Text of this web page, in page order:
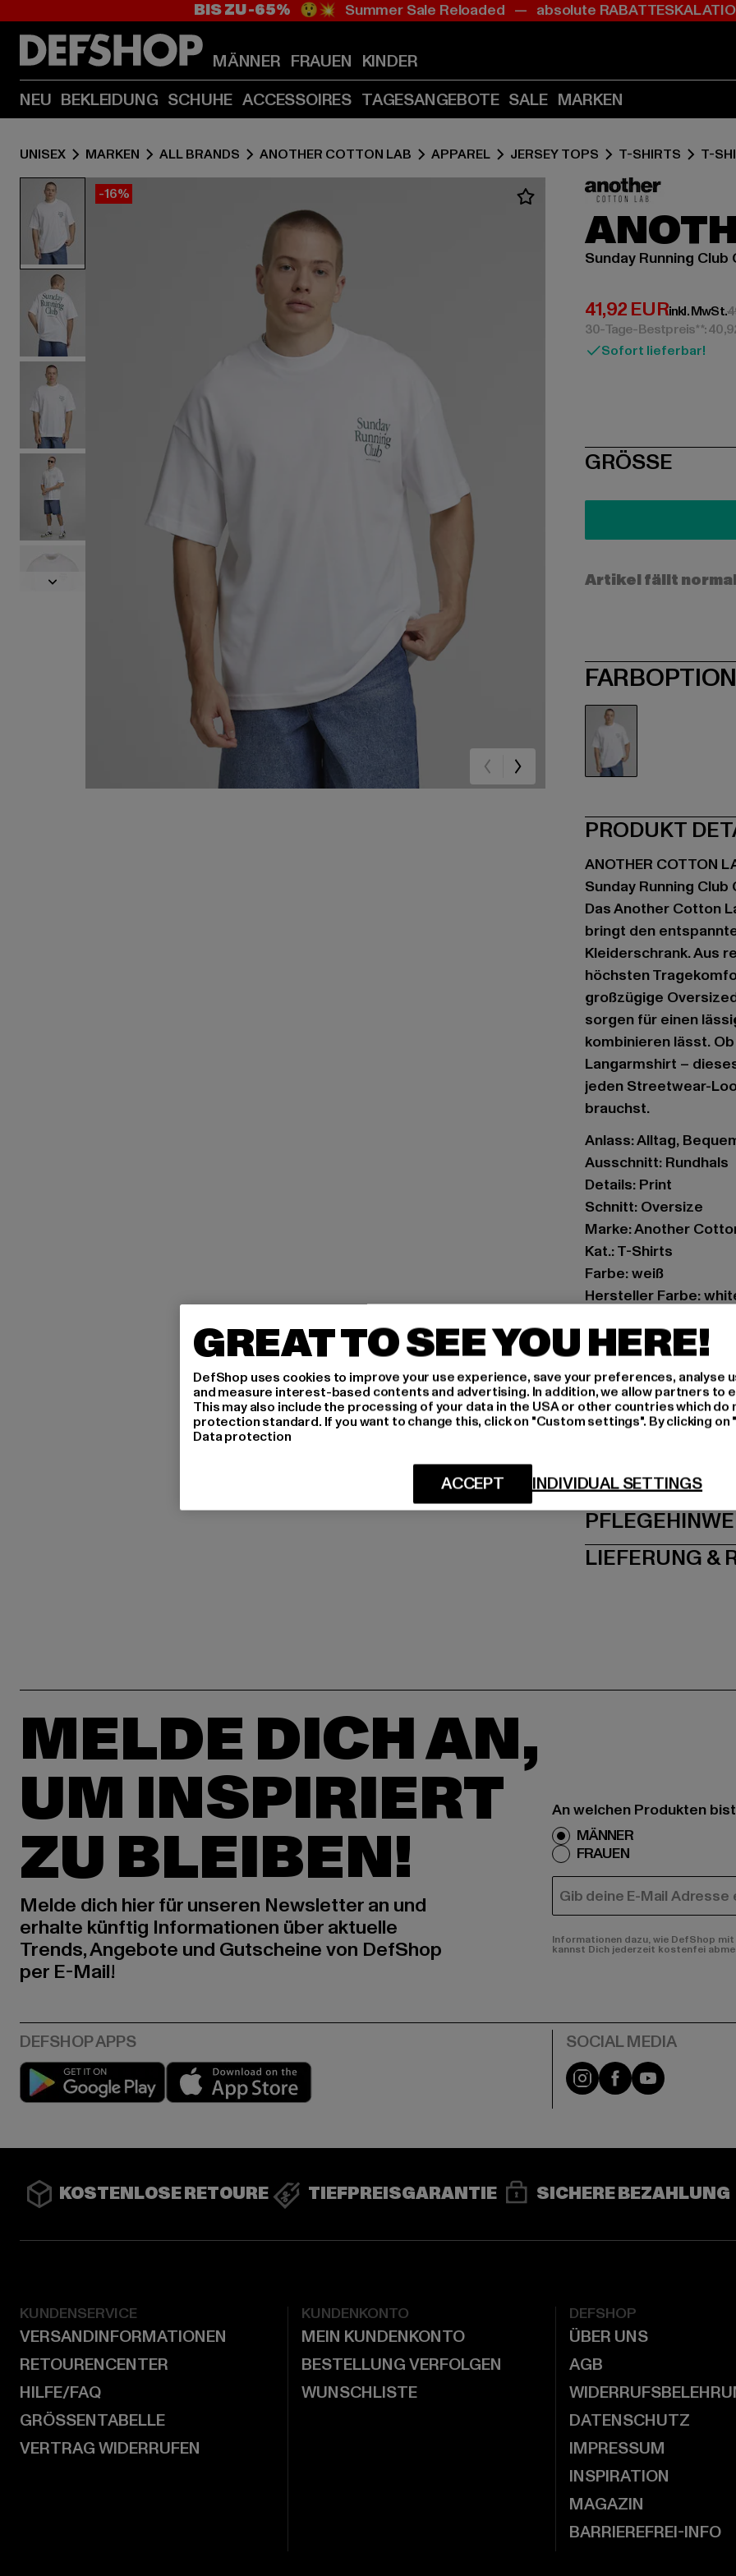
Zum
(Enter
drücken)
Zum
(Enter
drücken)
BIS ZU -65% 😲💥 Summer Sale Reloaded — absolute
MÄNNER FRAUEN KINDER
NEU BEKLEIDUNG SCHUHE ACCESSOIRES TAGESANGEBOTE SALE MARKEN
UNISEX MARKEN ALL BRANDS ANOTHER COTTON LAB APPAREL JERSEY TOPS T-SHIRTS T-
-16%
Sunday Running
41,92 EUR
Derzeitiger Preis:
inkl. MwSt.
30-Tage-Bestpreis**:
Sofort lieferbar!
SIZE
GRÖSSE
Artikel fällt
PRODUKT
ANOTHER COTTON
Sunday Running
Das Another Cotton
bringt den
Kleiderschrank. Aus
höchsten
großzügige
sorgen für einen
kombinieren lässt.
Langarmshirt –
jeden Streetwear-
brauchst.
Anlass: Alltag,
Ausschnitt: Rundhals
Details: Print
Schnitt: Oversize
Marke: Another
Kat.: T-Shirts
Farbe: weiß
Hersteller Farbe:
Art.Nr: PD00002057-
Hersteller: Urban
Schanzenstraße 41 |
GRÖSSE
LIEFERUNG &
MELDE DICH AN,
UM INSPIRIERT
ZU BLEIBEN!
Melde dich hier für unseren Newsletter an und
erhalte künftig Informationen über aktuelle
Trends, Angebote und Gutscheine von DefShop
per E-Mail!
An welchen Produkten
MÄNNER
FRAUEN
E-MAIL
Informationen dazu, wie DefShop
kannst Dich jederzeit kostenfei
Play market Instagram
FacebookYouTube
KOSTENLOSE RETOURE TIEFPREISGARANTIE SICHERE BEZAHLUNG
KUNDENSERVICE
VERSANDINFORMATIONEN
RETOURENCENTER
HILFE/FAQ
GRÖSSENTABELLE
VERTRAG WIDERRUFEN
KUNDENKONTO
MEIN KUNDENKONTO
BESTELLUNG VERFOLGEN
WUNSCHLISTE
DEFSHOP
ÜBER UNS
AGB
DATENSCHUTZ
IMPRESSUM
INSPIRATION
MAGAZIN
BARRIEREFREI-INFO
GREAT TO SEE YOU HERE!
DefShop uses cookies to improve your use experience, save your preferences, analyse
and measure interest-based contents and advertising. In addition, we allow partners to
This may also include the processing of your data in the USA or other countries which do
protection standard. If you want to change this, click on "Custom settings". By clicking
Data protection
INDIVIDUAL SETTINGS
ACCEPT